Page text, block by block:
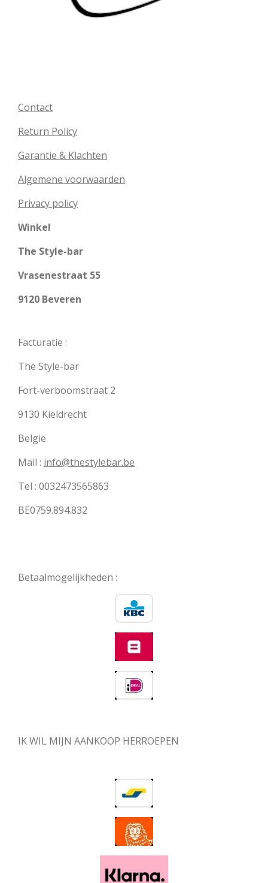
Contact
Return Policy
Garantie & Klachten
Algemene voorwaarden
Privacy policy
Winkel
The Style-bar
Vrasenestraat 55
9120 Beveren
Facturatie :
The Style-bar
Fort-verboomstraat 2
9130 Kieldrecht
België
Mail : info@thestylebar.be
Tel : 0032473565863
BE0759.894.832
Betaalmogelijkheden :
IK WIL MIJN AANKOOP HERROEPEN